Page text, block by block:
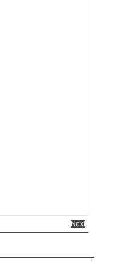
Next